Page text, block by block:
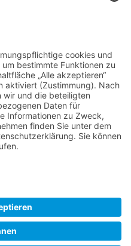
Sortiment
per Telefon oder Fax
aller
Infos
Senci